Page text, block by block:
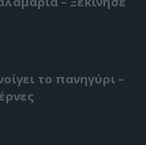
το πανηγύρι –